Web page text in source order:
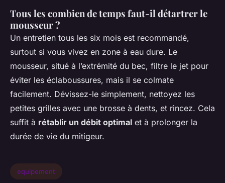
Tous les combien de temps faut-il détartrer le
mousseur ?
Un entretien tous les six mois est recommandé,
surtout si vous vivez en zone à eau dure. Le
mousseur, situé à l’extrémité du bec, filtre le jet pour
éviter les éclaboussures, mais il se colmate
facilement. Dévissez-le simplement, nettoyez les
petites grilles avec une brosse à dents, et rincez. Cela
suffit à rétablir un débit optimal et à prolonger la
durée de vie du mitigeur.
equipement